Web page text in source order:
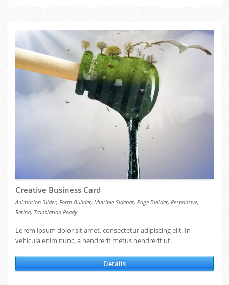
Creative Business Card
Animation Slider, Form Builder, Multiple Sidebar, Page Builder, Responsive,
Retina, Translation Ready
Lorem ipsum dolor sit amet, consectetur adipiscing elit. In
vehicula enim nunc, a hendrerit metus hendrerit ut.
Details